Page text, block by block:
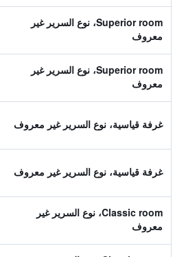
Superior room، نوع السرير غير
معروف
Superior room، نوع السرير غير
معروف
غرفة قياسية، نوع السرير غير معروف
غرفة قياسية، نوع السرير غير معروف
Classic room، نوع السرير غير
معروف